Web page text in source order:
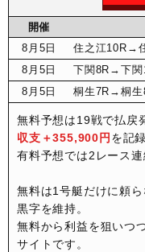
開催
8月 5日 住之江10R →
8月 5日 下関8R →下関
8月 5日 桐生7R →桐生
無料予想は19戦で払戻
収支＋355,900円 を記録
有料予想では2レース
無料は1号艇だけに頼
黒字を維持。
無料から利益を狙いつ
サイトです。